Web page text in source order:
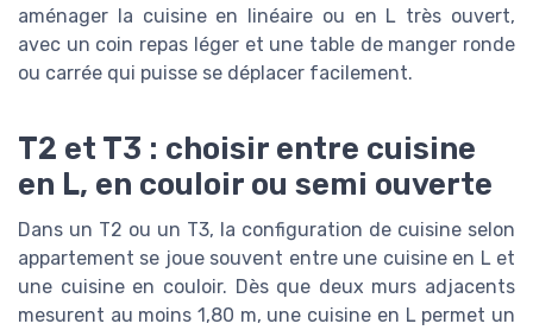
aménager la cuisine en linéaire ou en L très ouvert,
avec un coin repas léger et une table de manger ronde
ou carrée qui puisse se déplacer facilement.
T2 et T3 : choisir entre cuisine
en L, en couloir ou semi ouverte
Dans un T2 ou un T3, la configuration de cuisine selon
appartement se joue souvent entre une cuisine en L et
une cuisine en couloir. Dès que deux murs adjacents
mesurent au moins 1,80 m, une cuisine en L permet un